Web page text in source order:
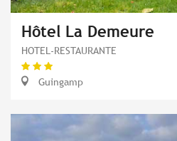
Hôtel La Demeure
HOTEL-RESTAURANTE
Guingamp